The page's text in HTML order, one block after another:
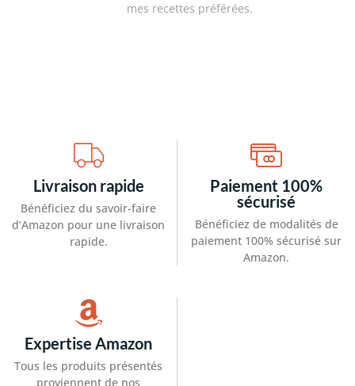
mes recettes préférées.
Livraison rapide
Bénéficiez du savoir-faire
d’Amazon pour une livraison
rapide.
Paiement 100%
sécurisé
Bénéficiez de modalités de
paiement 100% sécurisé sur
Amazon.
Expertise Amazon
Tous les produits présentés
proviennent de nos